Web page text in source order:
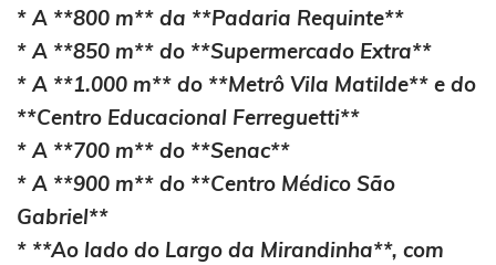
* A **800 m** da **Padaria Requinte**
* A **850 m** do **Supermercado Extra**
* A **1.000 m** do **Metrô Vila Matilde** e do
**Centro Educacional Ferreguetti**
* A **700 m** do **Senac**
* A **900 m** do **Centro Médico São
Gabriel**
* **Ao lado do Largo da Mirandinha**, com